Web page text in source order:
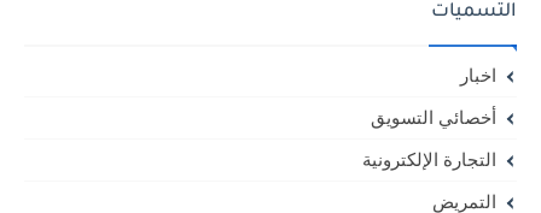
التسميات
اخبار
أخصائي التسويق
التجارة الإلكترونية
التمريض